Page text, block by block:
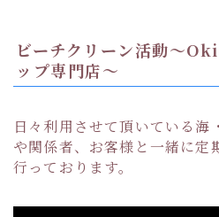
ビーチクリーン活動〜
ップ専門店〜
日々利用させて頂いている海
や関係者、お客様と一緒に定
行っております。